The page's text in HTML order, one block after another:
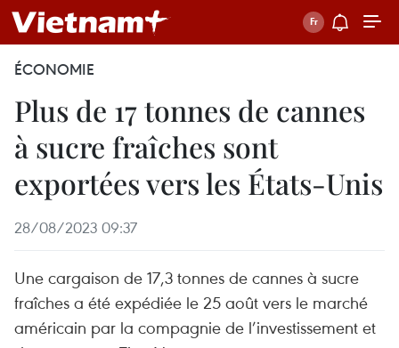
ÉCONOMIE
Plus de 17 tonnes de cannes
à sucre fraîches sont
exportées vers les États-Unis
28/08/2023 09:37
Une cargaison de 17,3 tonnes de cannes à sucre
fraîches a été expédiée le 25 août vers le marché
américain par la compagnie de l’investissement et